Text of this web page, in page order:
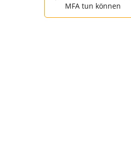
MFA tun können